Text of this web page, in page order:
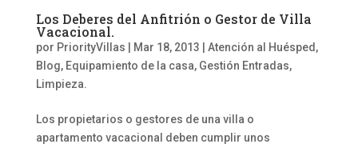
Los Deberes del Anfitrión o Gestor de Villa
Vacacional.
por PriorityVillas Mar 18, 2013 Atención al Huésped ,
Blog, Equipamiento de la casa, Gestión Entradas,
Limpieza.
Los propietarios o gestores de una villa o
apartamento vacacional deben cumplir unos